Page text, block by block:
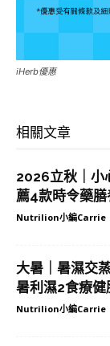
iHerb優惠
相關文章
2026立秋｜小
薦4款時令藥膳
Nutrilion小編Carrie
大暑｜暑濕交
暑利濕2食療健
Nutrilion小編Carrie